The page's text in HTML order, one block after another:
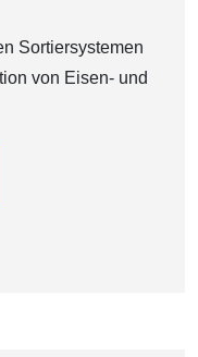
Sortiersystemen
von Eisen- und